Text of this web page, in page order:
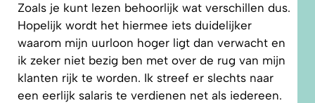
Zoals je kunt lezen behoorlijk wat verschillen dus.
Hopelijk wordt het hiermee iets duidelijker
waarom mijn uurloon hoger ligt dan verwacht en
ik zeker niet bezig ben met over de rug van mijn
klanten rijk te worden. Ik streef er slechts naar
een eerlijk salaris te verdienen net als iedereen.